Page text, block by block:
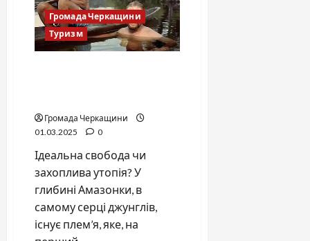
Громада Черкащини
Туризм
Громада Черкащини
01.03.2025
0
Ідеальна свобода чи
захоплива утопія? У
глибині Амазонки, в
самому серці джунглів,
існує плем’я, яке, на